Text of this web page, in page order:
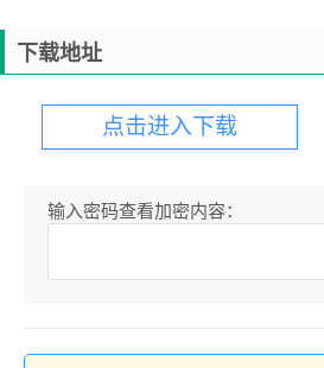
下载地址
点击进入下载
输入密码查看加密内容：